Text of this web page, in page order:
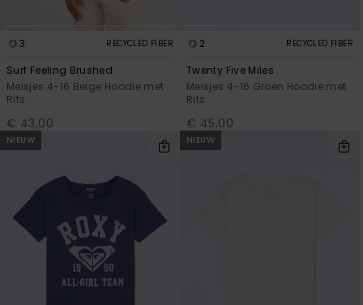
3 RECYCLED FIBER
Surf Feeling Brushed
Meisjes 4-16 Beige Hoodie met
Rits
€ 43,00
2 RECYCLED FIBER
Twenty Five Miles
Meisjes 4-16 Groen Hoodie met
Rits
€ 45,00
NIEUW NIEUW